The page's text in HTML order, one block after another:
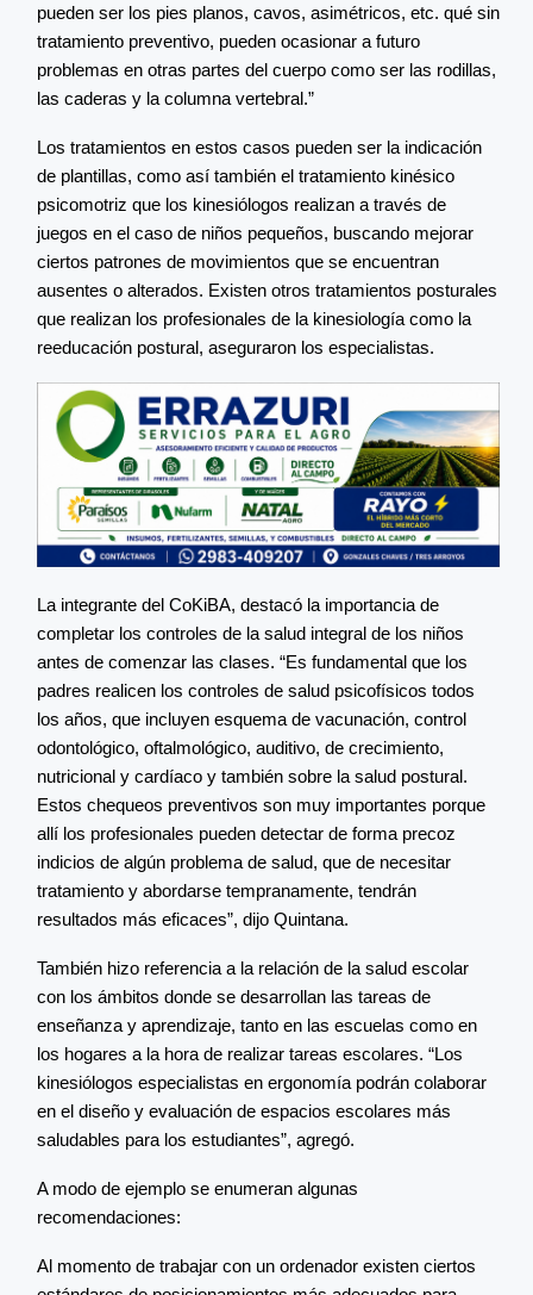
pueden ser los pies planos, cavos, asimétricos, etc. qué sin
tratamiento preventivo, pueden ocasionar a futuro
problemas en otras partes del cuerpo como ser las rodillas,
las caderas y la columna vertebral.”
Los tratamientos en estos casos pueden ser la indicación
de plantillas, como así también el tratamiento kinésico
psicomotriz que los kinesiólogos realizan a través de
juegos en el caso de niños pequeños, buscando mejorar
ciertos patrones de movimientos que se encuentran
ausentes o alterados. Existen otros tratamientos posturales
que realizan los profesionales de la kinesiología como la
reeducación postural, aseguraron los especialistas.
La integrante del CoKiBA, destacó la importancia de
completar los controles de la salud integral de los niños
antes de comenzar las clases. “Es fundamental que los
padres realicen los controles de salud psicofísicos todos
los años, que incluyen esquema de vacunación, control
odontológico, oftalmológico, auditivo, de crecimiento,
nutricional y cardíaco y también sobre la salud postural.
Estos chequeos preventivos son muy importantes porque
allí los profesionales pueden detectar de forma precoz
indicios de algún problema de salud, que de necesitar
tratamiento y abordarse tempranamente, tendrán
resultados más eficaces”, dijo Quintana.
También hizo referencia a la relación de la salud escolar
con los ámbitos donde se desarrollan las tareas de
enseñanza y aprendizaje, tanto en las escuelas como en
los hogares a la hora de realizar tareas escolares. “Los
kinesiólogos especialistas en ergonomía podrán colaborar
en el diseño y evaluación de espacios escolares más
saludables para los estudiantes”, agregó.
A modo de ejemplo se enumeran algunas
recomendaciones:
Al momento de trabajar con un ordenador existen ciertos